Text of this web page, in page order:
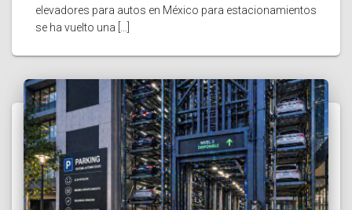
elevadores para autos en México para estacionamientos
se ha vuelto una […]